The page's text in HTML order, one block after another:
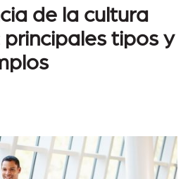
de la cultura
tipos y